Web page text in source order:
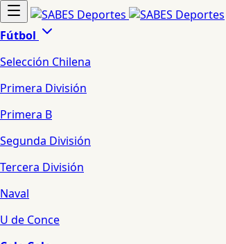
Fútbol
Selección Chilena
Primera División
Primera B
Segunda División
Tercera División
Naval
U de Conce